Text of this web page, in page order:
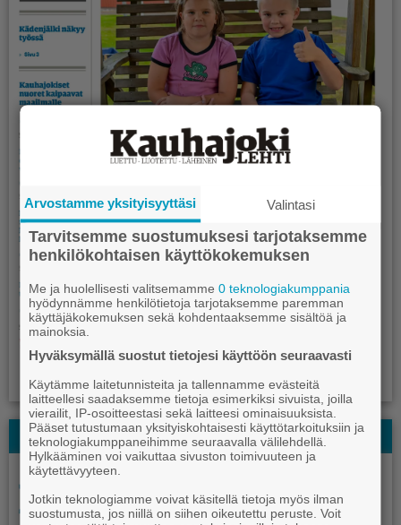
Kauhajoki-lehden Kesälehti
Arvostamme yksityisyyttäsi Valintasi
Tarvitsemme suostumuksesi tarjotaksemme
henkilökohtaisen käyttökokemuksen
Me ja huolellisesti valitsemamme0 teknologiakumppania
hyödynnämme henkilötietoja tarjotaksemme paremman
käyttäjäkokemuksen sekä kohdentaaksemme sisältöä ja
mainoksia.
Hyväksymällä suostut tietojesi käyttöön seuraavasti
Käytämme laitetunnisteita ja tallennamme evästeitä
laitteellesi saadaksemme tietoja esimerkiksi sivuista, joilla
vierailit, IP-osoitteestasi sekä laitteesi ominaisuuksista.
Pääset tutustumaan yksityiskohtaisesti käyttötarkoituksiin ja
teknologiakumppaneihimme seuraavalla välilehdellä.
Hylkääminen voi vaikuttaa sivuston toimivuuteen ja
käytettävyyteen.
Jotkin teknologiamme voivat käsitellä tietoja myös ilman
suostumusta, jos niillä on siihen oikeutettu peruste. Voit